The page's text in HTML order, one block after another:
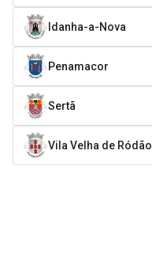
Idanha-a-Nova
Penamacor
Sertã
Vila Velha de Ródão